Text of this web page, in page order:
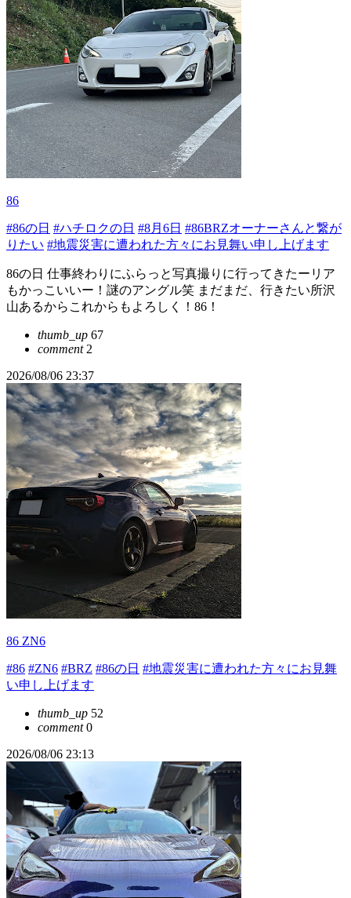
86
#86の日 #ハチロクの日 #8月6日 #86BRZオーナーさんと繋が
りたい #地震災害に遭われた方々にお見舞い申し上げます
86の日 仕事終わりにふらっと写真撮りに行ってきたーリア
もかっこいいー！謎のアングル笑 まだまだ、行きたい所沢
山あるからこれからもよろしく！86！
thumb_up 67
comment2
2026/08/06 23:37
86 ZN6
#86 #ZN6 #BRZ #86の日 #地震災害に遭われた方々にお見舞
い申し上げます
thumb_up 52
comment0
2026/08/06 23:13